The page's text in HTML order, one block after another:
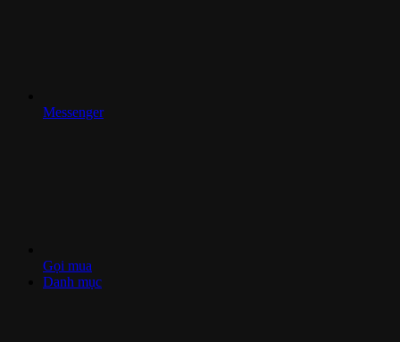
Messenger
Gọi mua
Danh mục